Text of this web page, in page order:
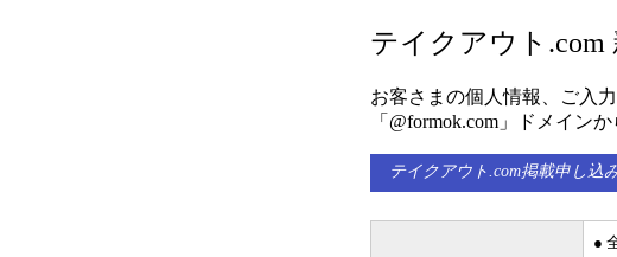
テイクアウト.com
お客さまの個人情報、ご入
「@formok.com」ドメイン
テイクアウト.com掲載申し込
●